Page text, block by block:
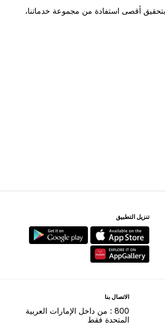
ﺃﻗﺼﻰ اﺳﺘﻔﺎﺩﺓ ﻣﻦ ﻣﺠﻤﻮﻋﺔ ﺧﺪﻣﺎﺗﻨﺎ،
ﺗﻨﺰﻳﻞ اﻟﺘﻄﺒﻴﻖ
اﻻﺗﺼﺎﻝ ﺑﻨﺎ
800 : ﻣﻦ ﺩاﺧﻞ اﻹﻣﺎﺭاﺕ اﻟﻌﺮﺑﻴﺔ
اﻟﻤﺘﺤﺪﺓ ﻓﻘﻂ